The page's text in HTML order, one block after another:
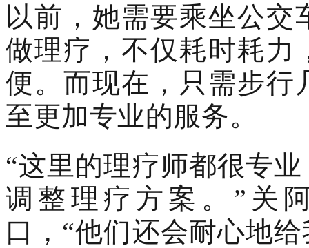
以前，她需要乘坐公交
做理疗，不仅耗时耗力
便。而现在，只需步行
至更加专业的服务。
“这里的理疗师都很专
调整理疗方案。”关
口，“他们还会耐心地